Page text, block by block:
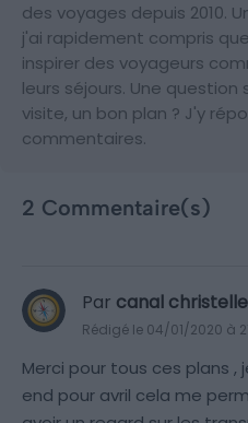
des voyages depuis 2010.
j'ai rapidement compris
inspirer des voyageurs
leurs séjours. Une
visite, un bon plan ? J'y
commentaires.
2 Commentaire(s)
Par canal christelle
Rédigé le 04/01/2020 à
Merci pour tous ces plans
end pour avril cela me